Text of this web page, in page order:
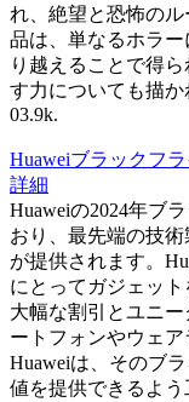
れ、絶望と恐怖の
品は、単なるホラ
り越えることで得
す力についても描
03.9k.
Huaweiブラックフ
詳細
Huaweiの2024年ブ
おり、最先端の技
が提供されます。
にとってガジェッ
大幅な割引とユニ
ートフォンやウェ
Huaweiは、そのブ
値を提供できるよ